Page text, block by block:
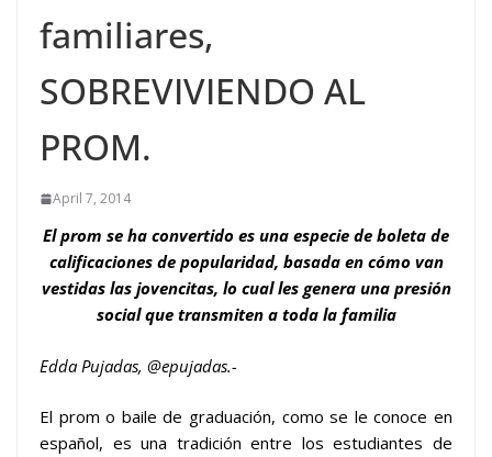
familiares,
SOBREVIVIENDO AL
PROM.
April 7, 2014
El prom se ha convertido es una especie de boleta de
calificaciones de popularidad, basada en cómo van
vestidas las jovencitas, lo cual les genera una presión
social que transmiten a toda la familia
Edda Pujadas, @epujadas.-
El prom o baile de graduación, como se le conoce en
español, es una tradición entre los estudiantes de